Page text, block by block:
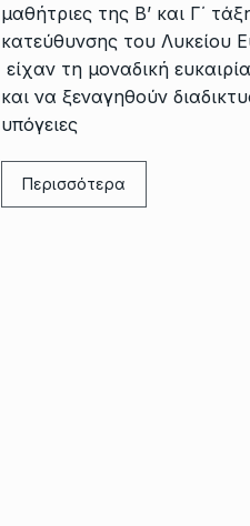
μαθήτριες της Β’ και Γ΄
κατεύθυνσης του Λυκείου
είχαν τη μοναδική
και να ξεναγηθούν
υπόγειες
Περισσότερα